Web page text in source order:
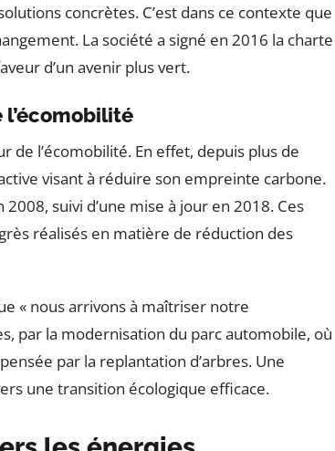
concrètes. C’est dans ce contexte que
La société a signé en 2016 la charte
d’un avenir plus vert.
l’écomobilité
de l’écomobilité. En effet, depuis plus de
visant à réduire son empreinte carbone.
suivi d’une mise à jour en 2018. Ces
réalisés en matière de réduction des
« nous arrivons à maîtriser notre
par la modernisation du parc automobile, où
par la replantation d’arbres. Une
une transition écologique efficace.